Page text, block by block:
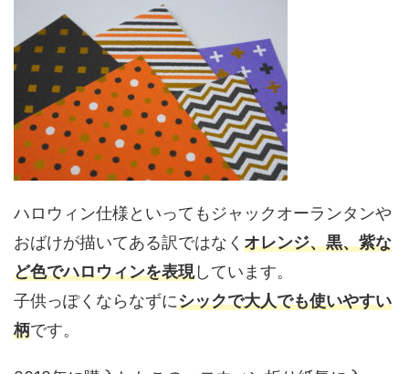
ハロウィン仕様といってもジャックオーランタンや
おばけが描いてある訳ではなく オレンジ、黒、紫な
ど色でハロウィンを表現しています。
子供っぽくならなずにシックで大人でも使いやすい
柄です。